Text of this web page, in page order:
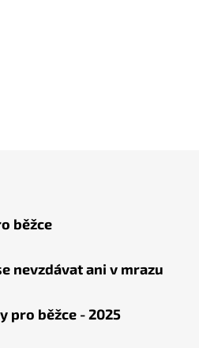
běžce
nevzdávat ani v mrazu
pro běžce - 2025